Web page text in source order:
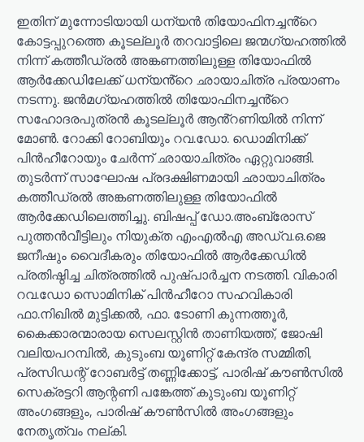
ഇതിന് മുന്നോടിയായി ധന്യൻ തിയോഫിനച്ചൻ്റെ
കോട്ടപ്പുറത്തെ കൂടല്ലൂർ തറവാട്ടിലെ ജന്മഗ്യഹത്തിൽ
നിന്ന് കത്തീഡ്രൽ അങ്കണത്തിലുള്ള തിയോഫിൽ
ആർക്കേഡിലേക്ക് ധന്യൻ്റെ ഛായാചിത്ര പ്രയാണം
നടന്നു. ജൻമഗ്യഹത്തിൽ തിയോഫിനച്ചൻ്റെ
സഹോദരപുത്രൻ കൂടല്ലൂർ ആൻ്റണിയിൽ നിന്ന്
മോൺ. റോക്കി റോബിയും റവ.ഡോ. ഡൊമിനിക്ക്
പിൻഹീറോയും ചേർന്ന് ഛായാചിത്രം ഏറ്റുവാങ്ങി.
തുടർന്ന് സാഘോഷ പ്രദക്ഷിണമായി ഛായാചിത്രം
കത്തീഡ്രൽ അങ്കണത്തിലുള്ള തിയോഫിൽ
ആർക്കേഡിലെത്തിച്ചു. ബിഷപ്പ് ഡോ.അംബ്രോസ്
പുത്തൻവീട്ടിലും നിയുക്ത എംഎൽഎ അഡ്വ.ഒ.ജെ
ജനീഷും വൈദീകരും തിയോഫിൽ ആർക്കേഡിൽ
പ്രതിഷ്ഠിച്ച ചിത്രത്തിൽ പുഷ്പാർച്ചന നടത്തി. വികാരി
റവ.ഡോ സൊമിനിക് പിൻഹീറോ സഹവികാരി
ഫാ.നിഖിൽ മുട്ടിക്കൽ, ഫാ. ടോണി കുന്നത്തൂർ,
കൈക്കാരന്മാരായ സെലസ്റ്റിൻ താണിയത്ത്, ജോഷി
വലിയപറമ്പിൽ, കുടുംബ യൂണിറ്റ് കേന്ദ്ര സമ്മിതി,
പ്രസിഡന്റ് റോബർട്ട് തണ്ണിക്കോട്ട്, പാരിഷ് കൗൺസിൽ
സെക്രട്ടറി ആന്റണി പങ്കേത്ത് കുടുംബ യൂണിറ്റ്
അംഗങ്ങളും, പാരിഷ് കൗൺസിൽ അംഗങ്ങളും
നേതൃത്വം നല്കി.